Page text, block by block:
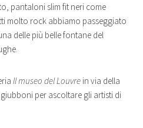
pantaloni slim fit neri come
molto rock abbiamo passeggiato
delle più belle fontane del
Il museo del Louvre in via della
per ascoltare gli artisti di